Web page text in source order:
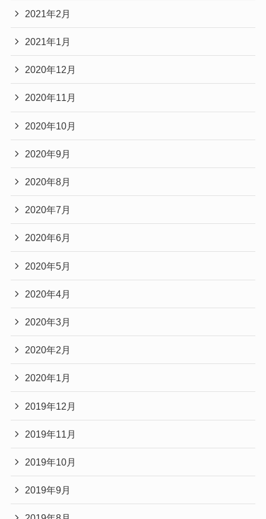
2021年2月
2021年1月
2020年12月
2020年11月
2020年10月
2020年9月
2020年8月
2020年7月
2020年6月
2020年5月
2020年4月
2020年3月
2020年2月
2020年1月
2019年12月
2019年11月
2019年10月
2019年9月